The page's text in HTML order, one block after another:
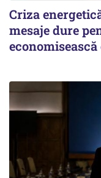
Criza
mesaje dure
economisească